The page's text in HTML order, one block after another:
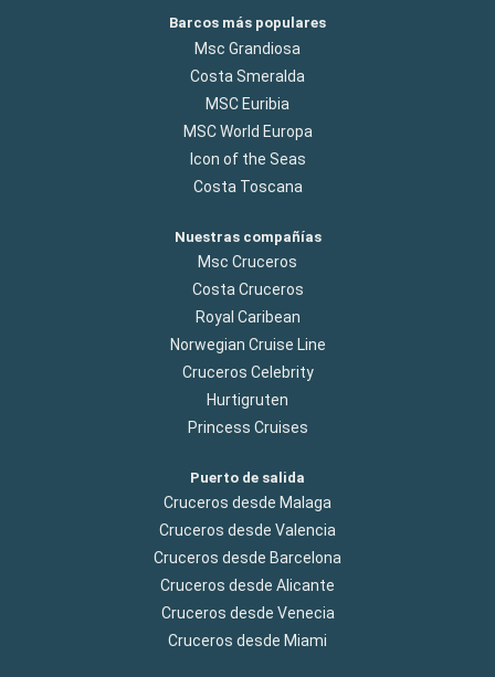
Barcos más populares
Msc Grandiosa
Costa Smeralda
MSC Euribia
MSC World Europa
Icon of the Seas
Costa Toscana
Nuestras compañías
Msc Cruceros
Costa Cruceros
Royal Caribean
Norwegian Cruise Line
Cruceros Celebrity
Hurtigruten
Princess Cruises
Puerto de salida
Cruceros desde Malaga
Cruceros desde Valencia
Cruceros desde Barcelona
Cruceros desde Alicante
Cruceros desde Venecia
Cruceros desde Miami